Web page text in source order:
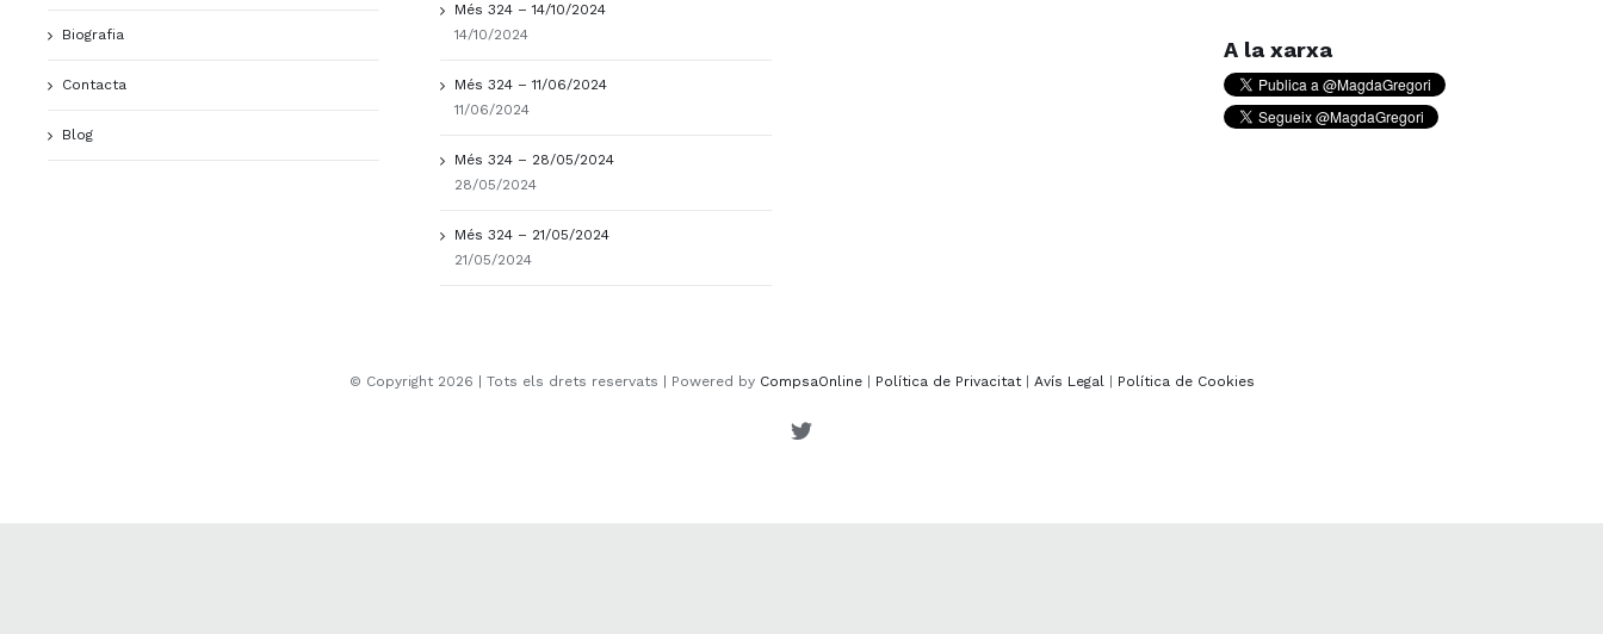
Biografia
Contacta
Blog
Més 324 – 14/10/2024
14/10/2024
Més 324 – 11/06/2024
11/06/2024
Més 324 – 28/05/2024
28/05/2024
Més 324 – 21/05/2024
21/05/2024
A la xarxa
© Copyright 2026 | Tots els drets reservats | Powered by CompsaOnline| Política de Privacitat| Avís Legal| Política de Cookies